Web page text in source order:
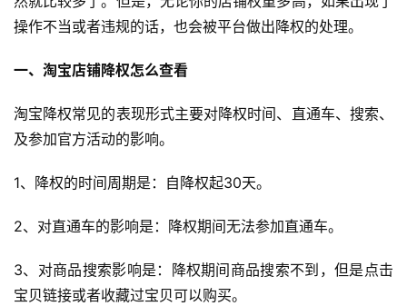
操作不当或者违规的话，也会被平台做出降权的处理。
一、淘宝店铺降权怎么查看
淘宝降权常见的表现形式主要对降权时间、直通车、搜索、
及参加官方活动的影响。
1、降权的时间周期是：自降权起30天。
2、对直通车的影响是：降权期间无法参加直通车。
3、对商品搜索影响是：降权期间商品搜索不到，但是点击
宝贝链接或者收藏过宝贝可以购买。